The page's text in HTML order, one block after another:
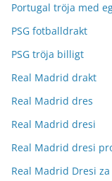
Portugal tröja med
PSG fotballdrakt
PSG tröja billigt
Real Madrid drakt
Real Madrid dres
Real Madrid dresi
Real Madrid dresi
Real Madrid Dresi